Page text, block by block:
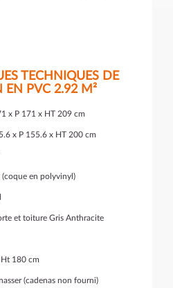
TECHNIQUES DE
EN PVC 2.92 M²
x P 171 x HT 209 cm
x P 155.6 x HT 200 cm
(coque en polyvinyl)
et toiture Gris Anthracite
180 cm
(cadenas non fourni)